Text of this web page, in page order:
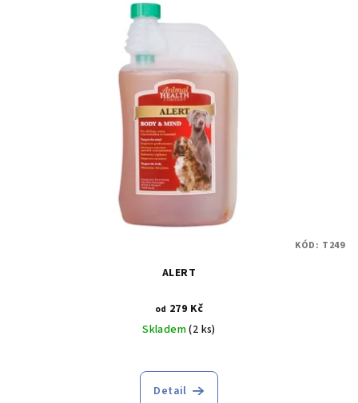
ALERT
od 279 Kč
Skladem(2 ks)
Detail
KÓD: T249